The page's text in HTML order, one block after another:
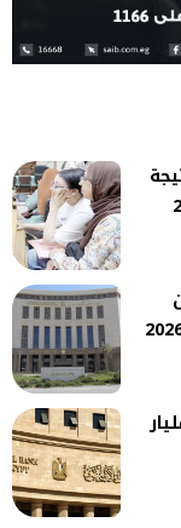
لمصر يقترب من 165 مليار